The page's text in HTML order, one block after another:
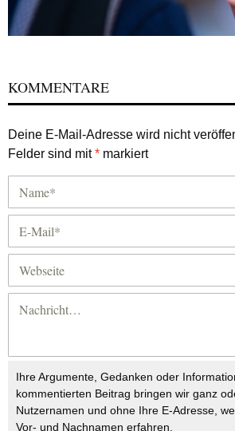
KOMMENTARE
Deine E-Mail-Adresse wird nicht
Felder sind mit* markiert
Ihre Argumente, Gedanken oder
kommentierten Beitrag bringen wir ganz
Nutzernamen und ohne Ihre E-Adresse,
Vor- und Nachnamen erfahren.